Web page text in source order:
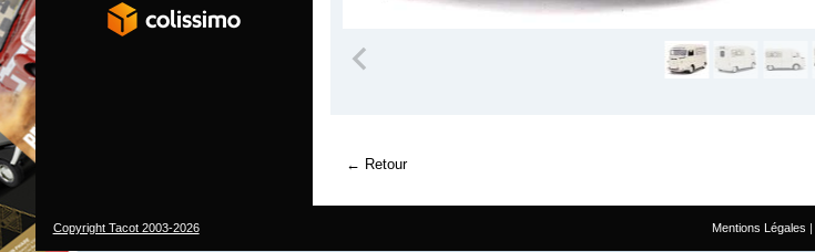
Retour
Mentions Légales
Copyright Tacot 2003-2026